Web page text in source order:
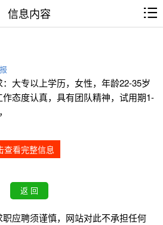
信息内容
大专以上学历，女性，年龄22-35岁
态度认真，具有团队精神，试用期1-
查看完整信息
应聘须谨慎，网站对此不承担任何